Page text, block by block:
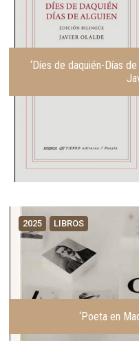
‘Díes de daquién-Días de
2025 LIBROS
‘Poeta en